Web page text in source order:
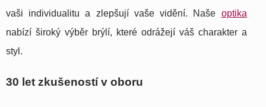
vaši individualitu a zlepšují vaše vidění. Naše optika
nabízí široký výběr brýlí, které odrážejí váš charakter a
styl.
30 let zkušeností v oboru